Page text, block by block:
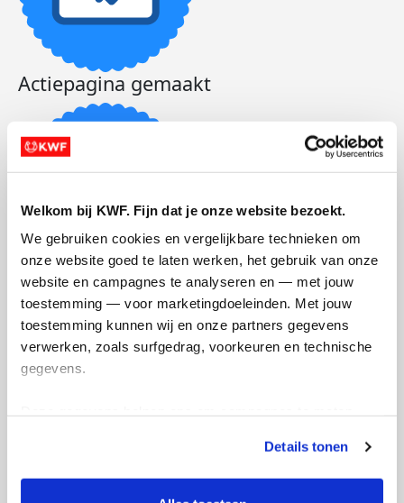
Welkom bij KWF. Fijn dat je onze website bezoekt.
We gebruiken cookies en vergelijkbare technieken om
onze website goed te laten werken, het gebruik van onze
website en campagnes te analyseren en — met jouw
toestemming — voor marketingdoeleinden. Met jouw
toestemming kunnen wij en onze partners gegevens
verwerken, zoals surfgedrag, voorkeuren en technische
gegevens.
tonen. Je kunt je toestemming op elk moment wijzigen of
intrekken via Cookie instellingen onderaan de pagina. De
lijst met cookies is te vinden in het tabblad “details”.
Details tonen
Actiepagina gemaakt
Foto's toegevoegd
E-mails verstuurd